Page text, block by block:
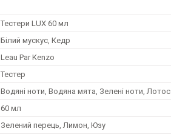
Тестери LUX 60 мл
Білий мускус, Кедр
Leau Par Kenzo
Тестер
Водяні ноти, Водяна мята, Зелені ноти, Лотос
60 мл
Зелений перець, Лимон, Юзу